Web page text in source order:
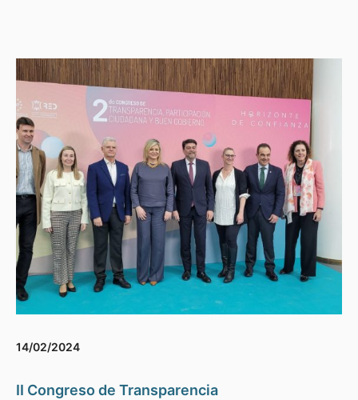
14/02/2024
II Congreso de Transparencia